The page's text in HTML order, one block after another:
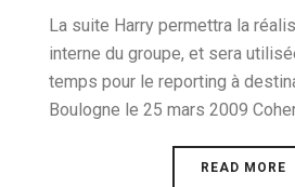
La suite Harry permettra la
interne du groupe, et sera
temps pour le reporting à
Boulogne le 25 mars 2009
READ MORE